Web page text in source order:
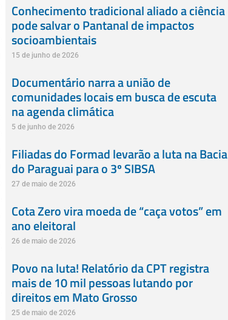
Conhecimento tradicional aliado a ciência
pode salvar o Pantanal de impactos
socioambientais
15 de junho de 2026
Documentário narra a união de
comunidades locais em busca de escuta
na agenda climática
5 de junho de 2026
Filiadas do Formad levarão a luta na Bacia
do Paraguai para o 3º SIBSA
27 de maio de 2026
Cota Zero vira moeda de “caça votos” em
ano eleitoral
26 de maio de 2026
Povo na luta! Relatório da CPT registra
mais de 10 mil pessoas lutando por
direitos em Mato Grosso
25 de maio de 2026